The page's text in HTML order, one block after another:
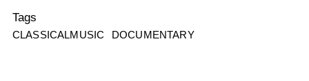
Tags
CLASSICALMUSIC DOCUMENTARY